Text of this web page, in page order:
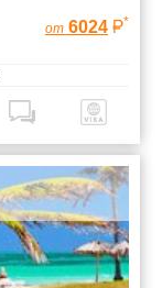
от 6024 *